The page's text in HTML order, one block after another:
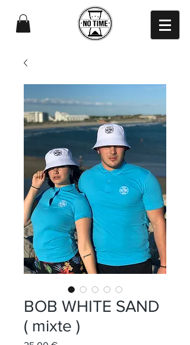
BOB WHITE SAND
( mixte )